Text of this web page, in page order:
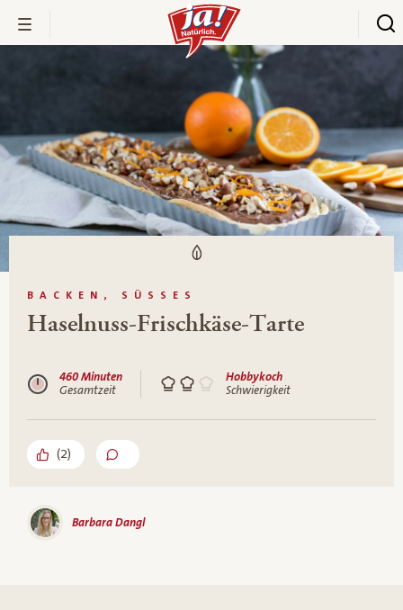
BACKEN, SÜSSES
Haselnuss-Frischkäse-Tarte
460 Minuten
Gesamtzeit
Hobbykoch
Schwierigkeit
(2)
Barbara Dangl